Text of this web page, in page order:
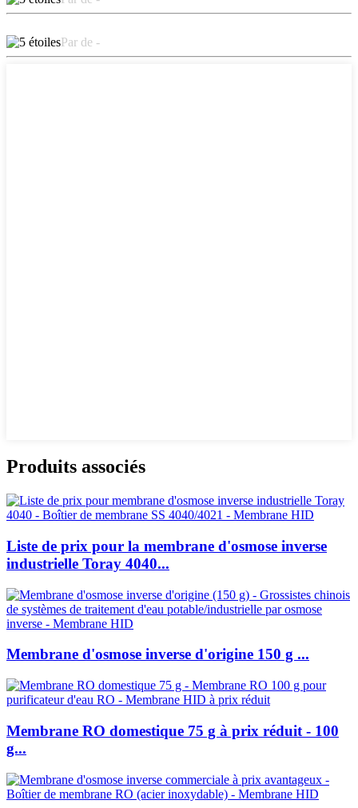
Par de -
Produits associés
Liste de prix pour la membrane d'osmose inverse
industrielle Toray 4040...
Membrane d'osmose inverse d'origine 150 g ...
Membrane RO domestique 75 g à prix réduit - 100
g...